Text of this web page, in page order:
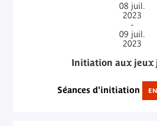
08 juil.
2023
-
09 juil.
2023
Initiation aux jeux
Séances d'initiation